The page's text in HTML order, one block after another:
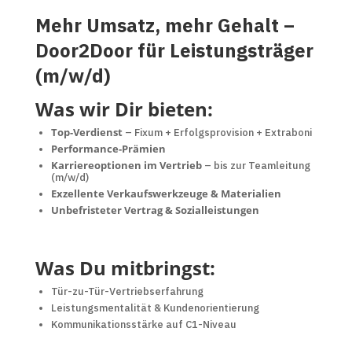
Mehr Umsatz, mehr Gehalt –
Door2Door für Leistungsträger
(m/w/d)
Was wir Dir bieten:
Top-Verdienst– Fixum + Erfolgsprovision + Extraboni
Performance-Prämien
Karriereoptionen im Vertrieb– bis zur Teamleitung
(m/w/d)
Exzellente Verkaufswerkzeuge & Materialien
Unbefristeter Vertrag & Sozialleistungen
Was Du mitbringst:
Tür-zu-Tür-Vertriebserfahrung
Leistungsmentalität & Kundenorientierung
Kommunikationsstärke auf C1-Niveau